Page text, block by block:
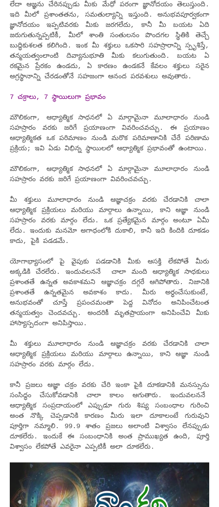
లేదా ఆజ్ఞను చేరినప్పుడు మీకు మేధో పరంగా జ్ఞానోదయం తెలుస్తుంది.
ఇది మీలో ప్రశాంతతను, సమతుల్యాన్ని ఇస్తుంది. అనుభవపూర్వకంగా
జ్ఞానోదయం ఇప్పటివరకు మీకు జరగలేదు, కానీ మీ బయట ఏది
జరుగుతున్నప్పటికీ, మీలో శాంతి సంతులనం పొందగల స్థితికి తెచ్చే
బుద్ధికుశలత కలిగింది. ఇంక మీ శక్తులు ఒకసారి సహస్రారాన్ని స్పృశిస్తే,
తన్మయత్వంలాంటి దివ్యానుభూతి మీకు కలుగుతుంది. బయట ఏ
రకమైన ప్రేరకం ఉండదు, ఏ కారణం ఉండకనే కేవలం శక్తులు సరైన
అగ్రస్థానాన్ని చేరడంతోనే సహజంగా ఆనంద పరవశులు అవుతారు.
7 చక్రాలు, 7 స్థాయిలుగా ప్రభావం
మౌలికంగా, ఆధ్యాత్మిక సాధనలో ఏ మార్గామైనా మూలాధారం నుండి
సహస్రారం వరకు జరిగే ప్రయాణంగా వివరించవచ్చు. ఈ ప్రయాణం
ఆధ్యాత్మికత ఒక పరిమాణం నుండి మరొక పరిమాణానికి చేరే పరిణామ
ప్రక్రియ; ఇవి ఏడు విభిన్న స్థాయిలలో ఆధ్యాత్మిక ప్రభావంతో ఉంటాయి.
మౌలికంగా, ఆధ్యాత్మిక సాధనలో ఏ మార్గామైనా మూలాధారం నుండి
సహస్రారం వరకు జరిగే ప్రయాణంగా వివరించవచ్చు.
మీ శక్తులు మూలాధారం నుండి ఆజ్ఞాచక్రం వరకు చేరడానికి చాలా
ఆధ్యాత్మిక ప్రక్రియలు మరియు మార్గాలు ఉన్నాయి, కాని ఆజ్ఞా నుండి
సహస్రారం వరకు మార్గం లేదు. ఒక ప్రత్యేకమైన మార్గం అంటూ ఏమీ
లేదు. ఇందుకు మనమో అగాధంలోకి దుకాలి, కానీ ఇది కిందికి దూకడం
కాదు, పైకి పడడమే.
యోగాభ్యాసంలో పై వైపుకు పడడానికి మీకు ఆసక్తి లేకపోతే మీరు
అక్కడికి చేరలేరు. ఇందువలననే చాలా మంది ఆధ్యాత్మిక సాధకులు
ప్రశాంతతే ఉన్నత అవకాశమని ఆజ్ఞాచక్రం దగ్గరే ఆగిపోతారు. నిజానికి
ప్రశాంతతే ఉన్నతమైన అవకాశం కాదు. మీరు అర్ధంచేసుకుంటే,
అనుభవంతో చూస్తే ప్రపంచమంతా పెద్ద వినోదం అనిపించేటంత
తన్మయత్వం చెందవచ్చు. అందరికీ మృతప్రాయంగా అనిపించేవి మీకు
హాస్యాస్పదంగా అనిపిస్తాయి.
మీ శక్తులు మూలాధారం నుండి ఆజ్ఞాచక్రం వరకు చేరడానికి చాలా
ఆధ్యాత్మిక ప్రక్రియలు మరియు మార్గాలు ఉన్నాయి, కాని ఆజ్ఞా నుండి
సహస్రారం వరకు మార్గం లేదు.
కానీ ప్రజలు ఆజ్ఞా చక్రం వరకు చేరి ఇంకా పైకి దూకడానికి మనస్సును
సంసిద్ధం చేసుకోవడానికి చాలా కాలం ఆగుతారు. ఇందువలననే
ఆధ్యాత్మిక సంప్రదాయంలో ఎప్పుడూ గురు శిష్య సంబంధాల గురించి
అంత నొక్కి చెప్పడానికి కారణం మీరు ఇలా దూకాలంటే గురువుని
పూర్తిగా నమ్మాలి. 99.9 శాతం ప్రజలు అలాంటి విశ్వాసం లేనప్పుడు
దూకలేరు. ఇందుకే ఈ సంబంధానికి అంత ప్రాముఖ్యత ఉంది, పూర్తి
విశ్వాసం లేకపోతే ఎవరైనా ఎప్పటికీ అలా దూకలేరు.